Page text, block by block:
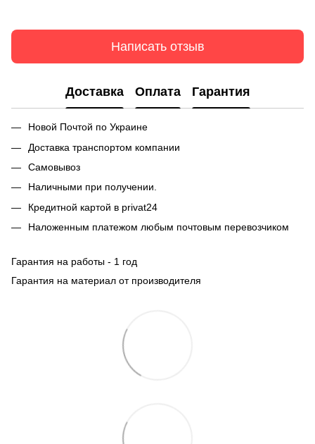
Написать отзыв
Доставка Оплата Гарантия
Новой Почтой по Украине
Доставка транспортом компании
Самовывоз
Наличными при получении.
Кредитной картой в privat24
Наложенным платежом любым почтовым перевозчиком
Гарантия на работы - 1 год
Гарантия на материал от производителя